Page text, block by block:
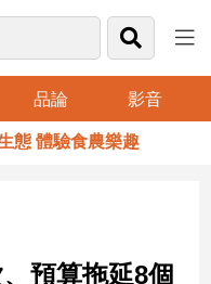
品論 影音
體驗食農樂趣
預算拖延8個